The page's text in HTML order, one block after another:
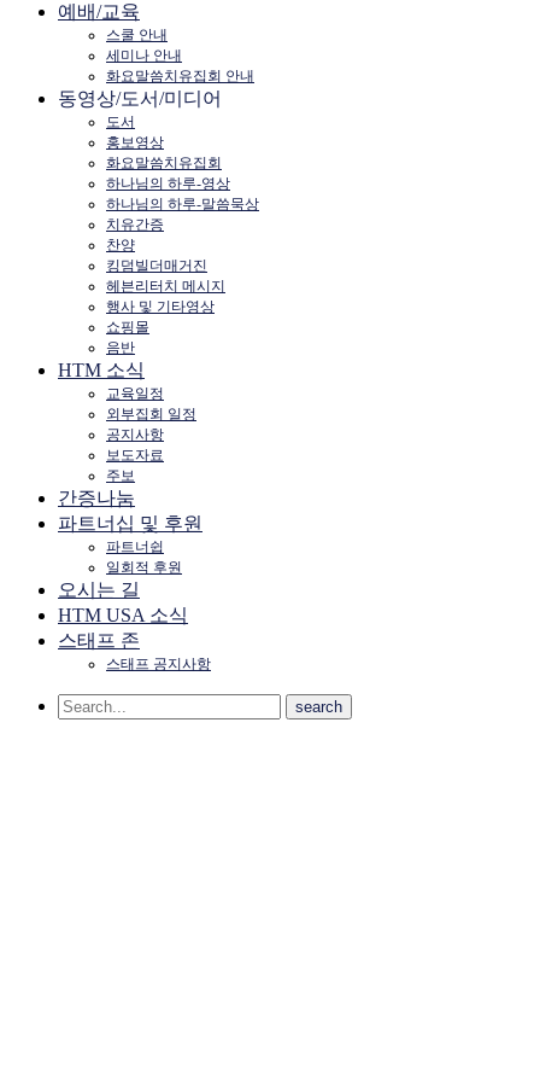
예배/교육
스쿨 안내
세미나 안내
화요말씀치유집회 안내
동영상/도서/미디어
도서
홍보영상
화요말씀치유집회
하나님의 하루-영상
하나님의 하루-말씀묵상
치유간증
찬양
킹덤빌더매거진
헤븐리터치 메시지
행사 및 기타영상
쇼핑몰
음반
HTM 소식
교육일정
외부집회 일정
공지사항
보도자료
주보
간증나눔
파트너십 및 후원
파트너쉽
일회적 후원
오시는 길
HTM USA 소식
스태프 존
스태프 공지사항